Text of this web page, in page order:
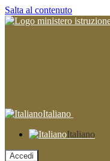
Salta al contenuto
Italiano
Italiano
Accedi